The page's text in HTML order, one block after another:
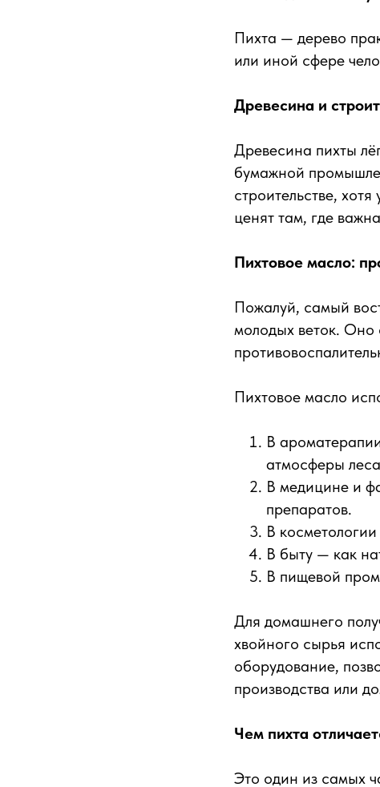
Пихта — дерево
или иной сфере
Древесина и
Древесина пихты
бумажной
строительстве,
ценят там, где
Пихтовое масло:
Пожалуй, самый
молодых веток. Оно
Пихтовое масло
В
атмосферы
В медицине и
препаратов.
В
В быту — как
В пищевой
Для домашнего
хвойного сырья
оборудование,
производства или
Чем пихта
Это один из самых